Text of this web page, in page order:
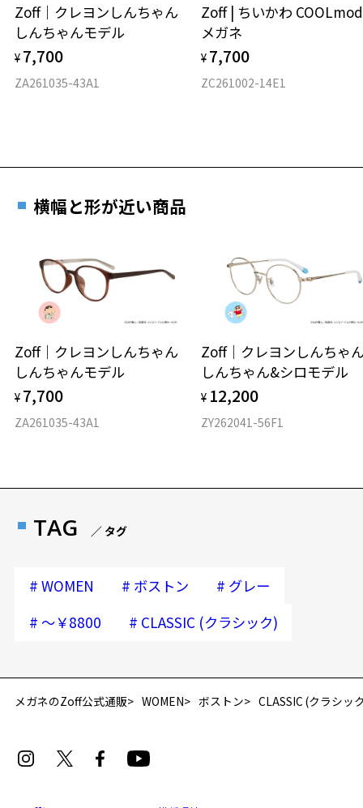
材質
Zoff｜クレヨンしんちゃん
しんちゃんモデル
¥ 7,700
ZA261035-43A1
Zoff | ちいかわ
メガネ
¥ 7,700
ZC261002-14E1
横幅と形が近い商品
Zoff｜クレヨンしんちゃん
しんちゃんモデル
¥ 7,700
ZA261035-43A1
Zoff｜クレヨンしんち
しんちゃん&シロモデル
¥ 12,200
ZY262041-56F1
TAG ／ タグ
# WOMEN # ボストン # グレー
# ～￥8800 # CLASSIC (クラシック)
メガネのZoff公式通販 WOMEN ボストン CLASSIC (クラシッ